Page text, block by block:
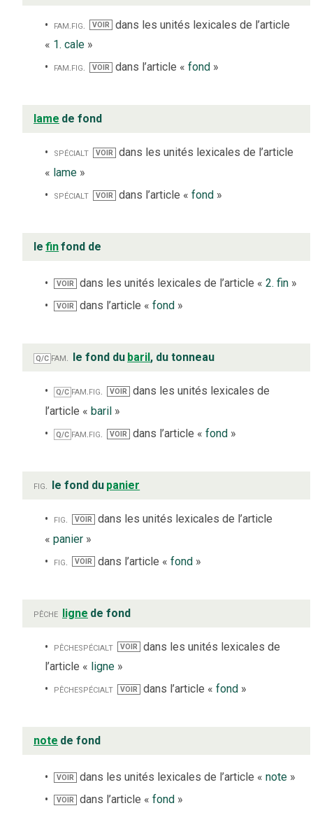
fam. fig. VOIR
dans les unités lexicales de l’article
« 1. cale »
fam.fig. VOIR dans l’article « fond »
lame de fond
spécialt VOIR
dans les unités lexicales de l’article
« lame »
spécialt
VOIR dans l’article « fond»
le finfond de
VOIR dans les unités lexicales de l’article «2. fin »
VOIR dans l’article «fond »
Q/C fam. le fond du baril, du tonneau
Q/C fam.fig. VOIR
dans les unités lexicales de
l’article « baril »
Q/C fam.fig. VOIR dans l’article «fond »
fig. le fond du panier
fig. VOIR dans les unités lexicales de l’article
« panier »
fig.
VOIR dans l’article « fond»
pêche ligne de fond
pêchespécialt VOIR
dans les unités lexicales de
l’article « ligne »
pêchespécialt VOIR dans l’article « fond »
note de fond
VOIR dans les unités lexicales de l’article «note »
VOIR dans l’article «fond »